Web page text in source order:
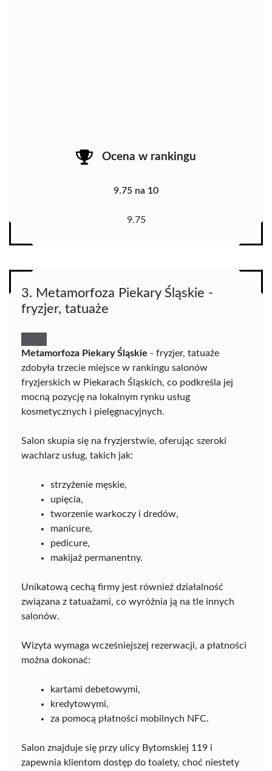
Ocena w rankingu
9.75 na 10
9.75
3. Metamorfoza Piekary Śląskie -
fryzjer, tatuaże
Metamorfoza Piekary Śląskie - fryzjer, tatuaże
zdobyła trzecie miejsce w rankingu salonów
fryzjerskich w Piekarach Śląskich, co podkreśla jej
mocną pozycję na lokalnym rynku usług
kosmetycznych i pielęgnacyjnych.
Salon skupia się na fryzjerstwie, oferując szeroki
wachlarz usług, takich jak:
strzyżenie męskie,
upięcia,
tworzenie warkoczy i dredów,
manicure,
pedicure,
makijaż permanentny.
Unikatową cechą firmy jest również działalność
związana z tatuażami, co wyróżnia ją na tle innych
salonów.
Wizyta wymaga wcześniejszej rezerwacji, a płatności
można dokonać:
kartami debetowymi,
kredytowymi,
za pomocą płatności mobilnych NFC.
Salon znajduje się przy ulicy Bytomskiej 119 i
zapewnia klientom dostęp do toalety, choć niestety